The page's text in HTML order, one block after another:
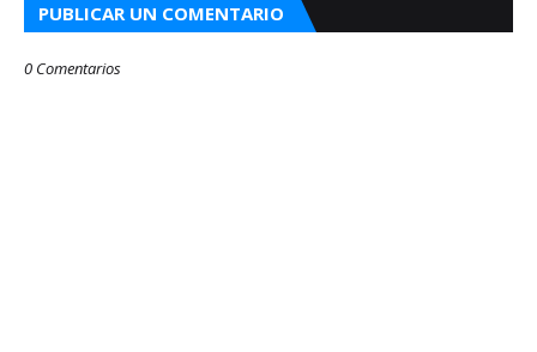
PUBLICAR UN COMENTARIO
0 Comentarios